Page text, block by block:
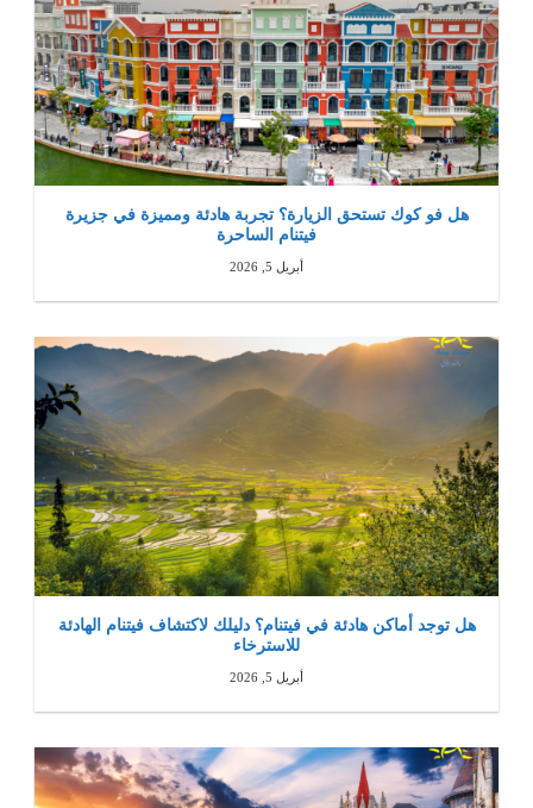
هل فو كوك تستحق الزيارة؟ تجربة هادئة ومميزة في جزيرة
فيتنام الساحرة
أبريل 5, 2026
هل توجد أماكن هادئة في فيتنام؟ دليلك لاكتشاف فيتنام الهادئة
للاسترخاء
أبريل 5, 2026